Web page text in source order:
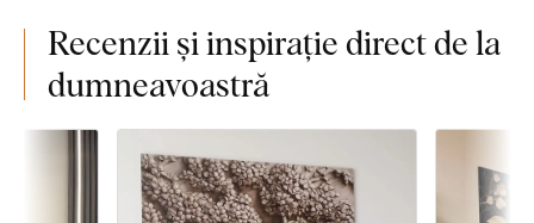
Recenzii și inspirație direct de la
dumneavoastră